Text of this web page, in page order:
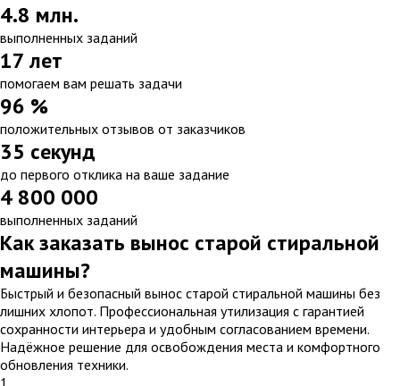
4.8 млн.
выполненных заданий
17 лет
помогаем вам решать задачи
96 %
положительных отзывов от заказчиков
35 секунд
до первого отклика на ваше задание
4 800 000
выполненных заданий
Как заказать вынос старой стиральной
машины?
Быстрый и безопасный вынос старой стиральной машины без
лишних хлопот. Профессиональная утилизация с гарантией
сохранности интерьера и удобным согласованием времени.
Надёжное решение для освобождения места и комфортного
обновления техники.
1